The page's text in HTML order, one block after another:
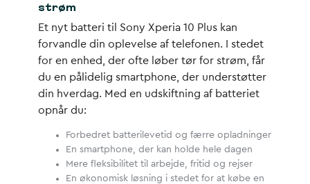
strøm
Et nyt batteri til Sony Xperia 10 Plus kan
forvandle din oplevelse af telefonen. I stedet
for en enhed, der ofte løber tør for strøm, får
du en pålidelig smartphone, der understøtter
din hverdag. Med en udskiftning af batteriet
opnår du:
Forbedret batterilevetid og færre opladninger
En smartphone, der kan holde hele dagen
Mere fleksibilitet til arbejde, fritid og rejser
En økonomisk løsning i stedet for at købe en